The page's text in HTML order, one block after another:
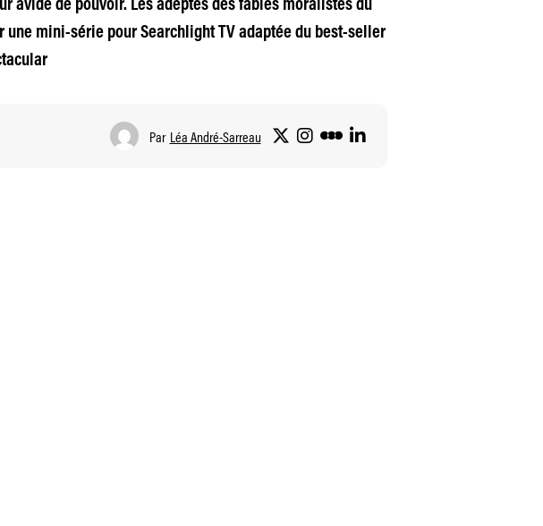
avide de pouvoir. Les adeptes des fables moralistes du
mini-série pour Searchlight TV adaptée du best-seller
Par Léa André-Sarreau